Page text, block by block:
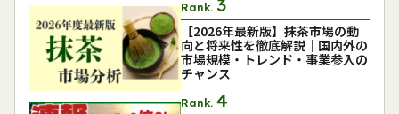
Rank.
【2026年最新版】抹茶市場の動
向と将来性を徹底解説｜国内外の
市場規模・トレンド・事業参入の
チャンス
Rank.